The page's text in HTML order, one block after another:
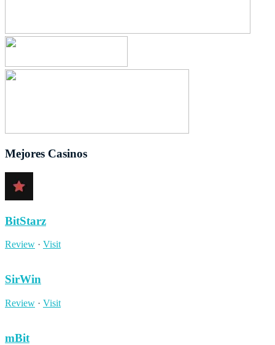
Mejores Casinos
BitStarz
Review · Visit
SirWin
Review · Visit
mBit